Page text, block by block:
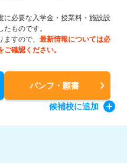
必要な入学金・授業料・施設設
ものです。
すので、 最新情報については必
確認ください。
パンフ・願書
候補校に追加